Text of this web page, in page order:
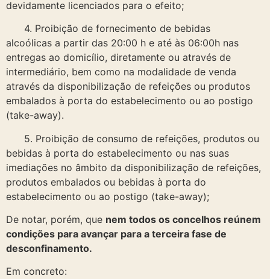
devidamente licenciados para o efeito;
4. Proibição de fornecimento de bebidas
alcoólicas a partir das 20:00 h e até às 06:00h nas
entregas ao domicílio, diretamente ou através de
intermediário, bem como na modalidade de venda
através da disponibilização de refeições ou produtos
embalados à porta do estabelecimento ou ao postigo
(take-away).
5. Proibição de consumo de refeições, produtos ou
bebidas à porta do estabelecimento ou nas suas
imediações no âmbito da disponibilização de refeições,
produtos embalados ou bebidas à porta do
estabelecimento ou ao postigo (take-away);
De notar, porém, que nem todos os concelhos reúnem
condições para avançar para a terceira fase de
desconfinamento.
Em concreto: